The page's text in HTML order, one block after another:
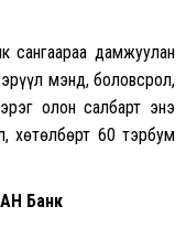
дамжуулан
мэнд, боловсрол,
олон салбарт энэ
хөтөлбөрт 60 тэрбум
Банк